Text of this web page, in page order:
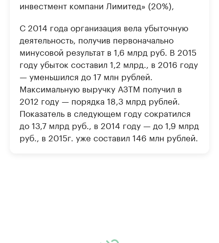
инвестмент компани Лимитед» (20%),
С 2014 года организация вела убыточную
деятельность, получив первоначально
минусовой результат в 1,6 млрд руб. В 2015
году убыток составил 1,2 млрд., в 2016 году
— уменьшился до 17 млн рублей.
Максимальную выручку АЗТМ получил в
2012 году — порядка 18,3 млрд рублей.
Показатель в следующем году сократился
до 13,7 млрд руб., в 2014 году — до 1,9 млрд
руб., в 2015г. уже составил 146 млн рублей.